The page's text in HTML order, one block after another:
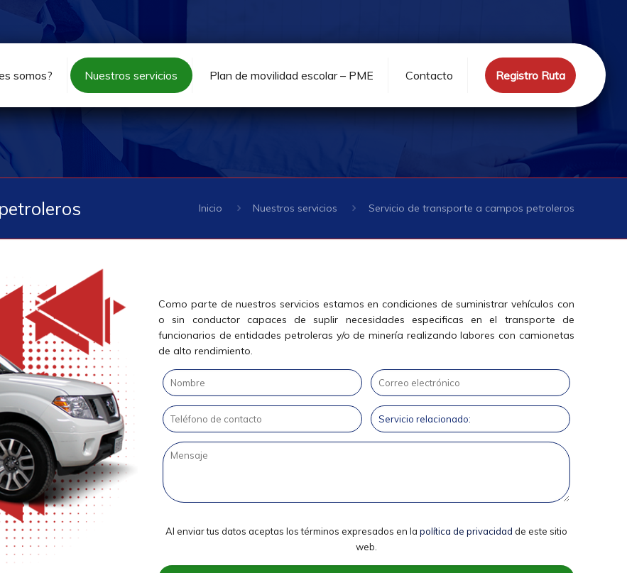
somos? Nuestros servicios Plan de movilidad escolar – PME Contacto Registro Ruta
Inicio Nuestros servicios Servicio de transporte a campos petroleros
Como parte de nuestros servicios estamos en condiciones de suministrar vehículos con
o sin conductor capaces de suplir necesidades especificas en el transporte de
funcionarios de entidades petroleras y/o de minería realizando labores con camionetas
de alto rendimiento.
Al enviar tus datos aceptas los términos expresados en la política de privacidad de este sitio
web.